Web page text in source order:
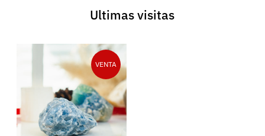
Ultimas visitas
VENTA